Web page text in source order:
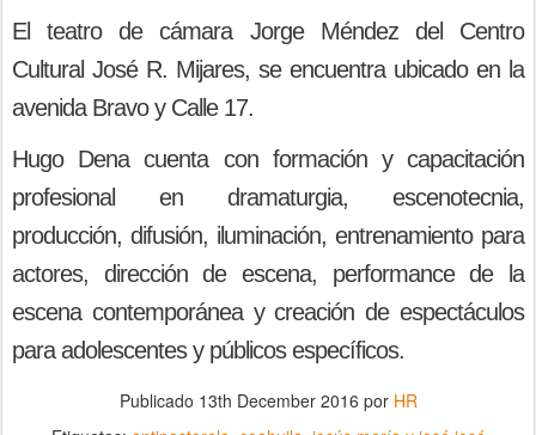
El teatro de cámara Jorge Méndez del Centro
Cultural José R. Mijares, se encuentra ubicado en la
avenida Bravo y Calle 17.
Hugo Dena cuenta con formación y capacitación
profesional en dramaturgia, escenotecnia,
producción, difusión, iluminación, entrenamiento para
actores, dirección de escena, performance de la
escena contemporánea y creación de espectáculos
para adolescentes y públicos específicos.
Publicado 13th December 2016 por HR